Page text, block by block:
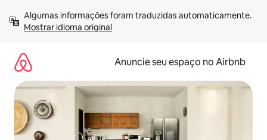
para
Mostrar idioma original
Anuncie seu espaço no Airbnb